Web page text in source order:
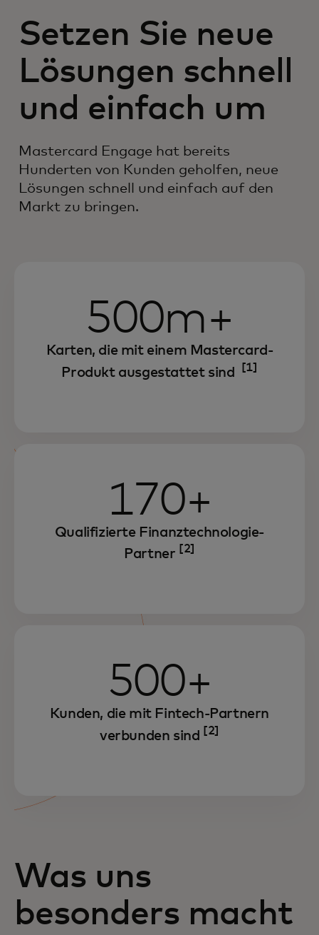
Setzen Sie neue
Lösungen schnell
und einfach um
Mastercard Engage hat bereits
Hunderten von Kunden geholfen, neue
Lösungen schnell und einfach auf den
Markt zu bringen.
500m+
Karten, die mit einem Mastercard-
Produkt ausgestattet sind
[1]
170+
Qualifizierte Finanztechnologie-
Partner
[2]
500+
Kunden, die mit Fintech-Partnern
verbunden sind
[2]
Was uns
besonders macht